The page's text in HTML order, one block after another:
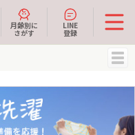
月齢別に
さがす
LINE
登録